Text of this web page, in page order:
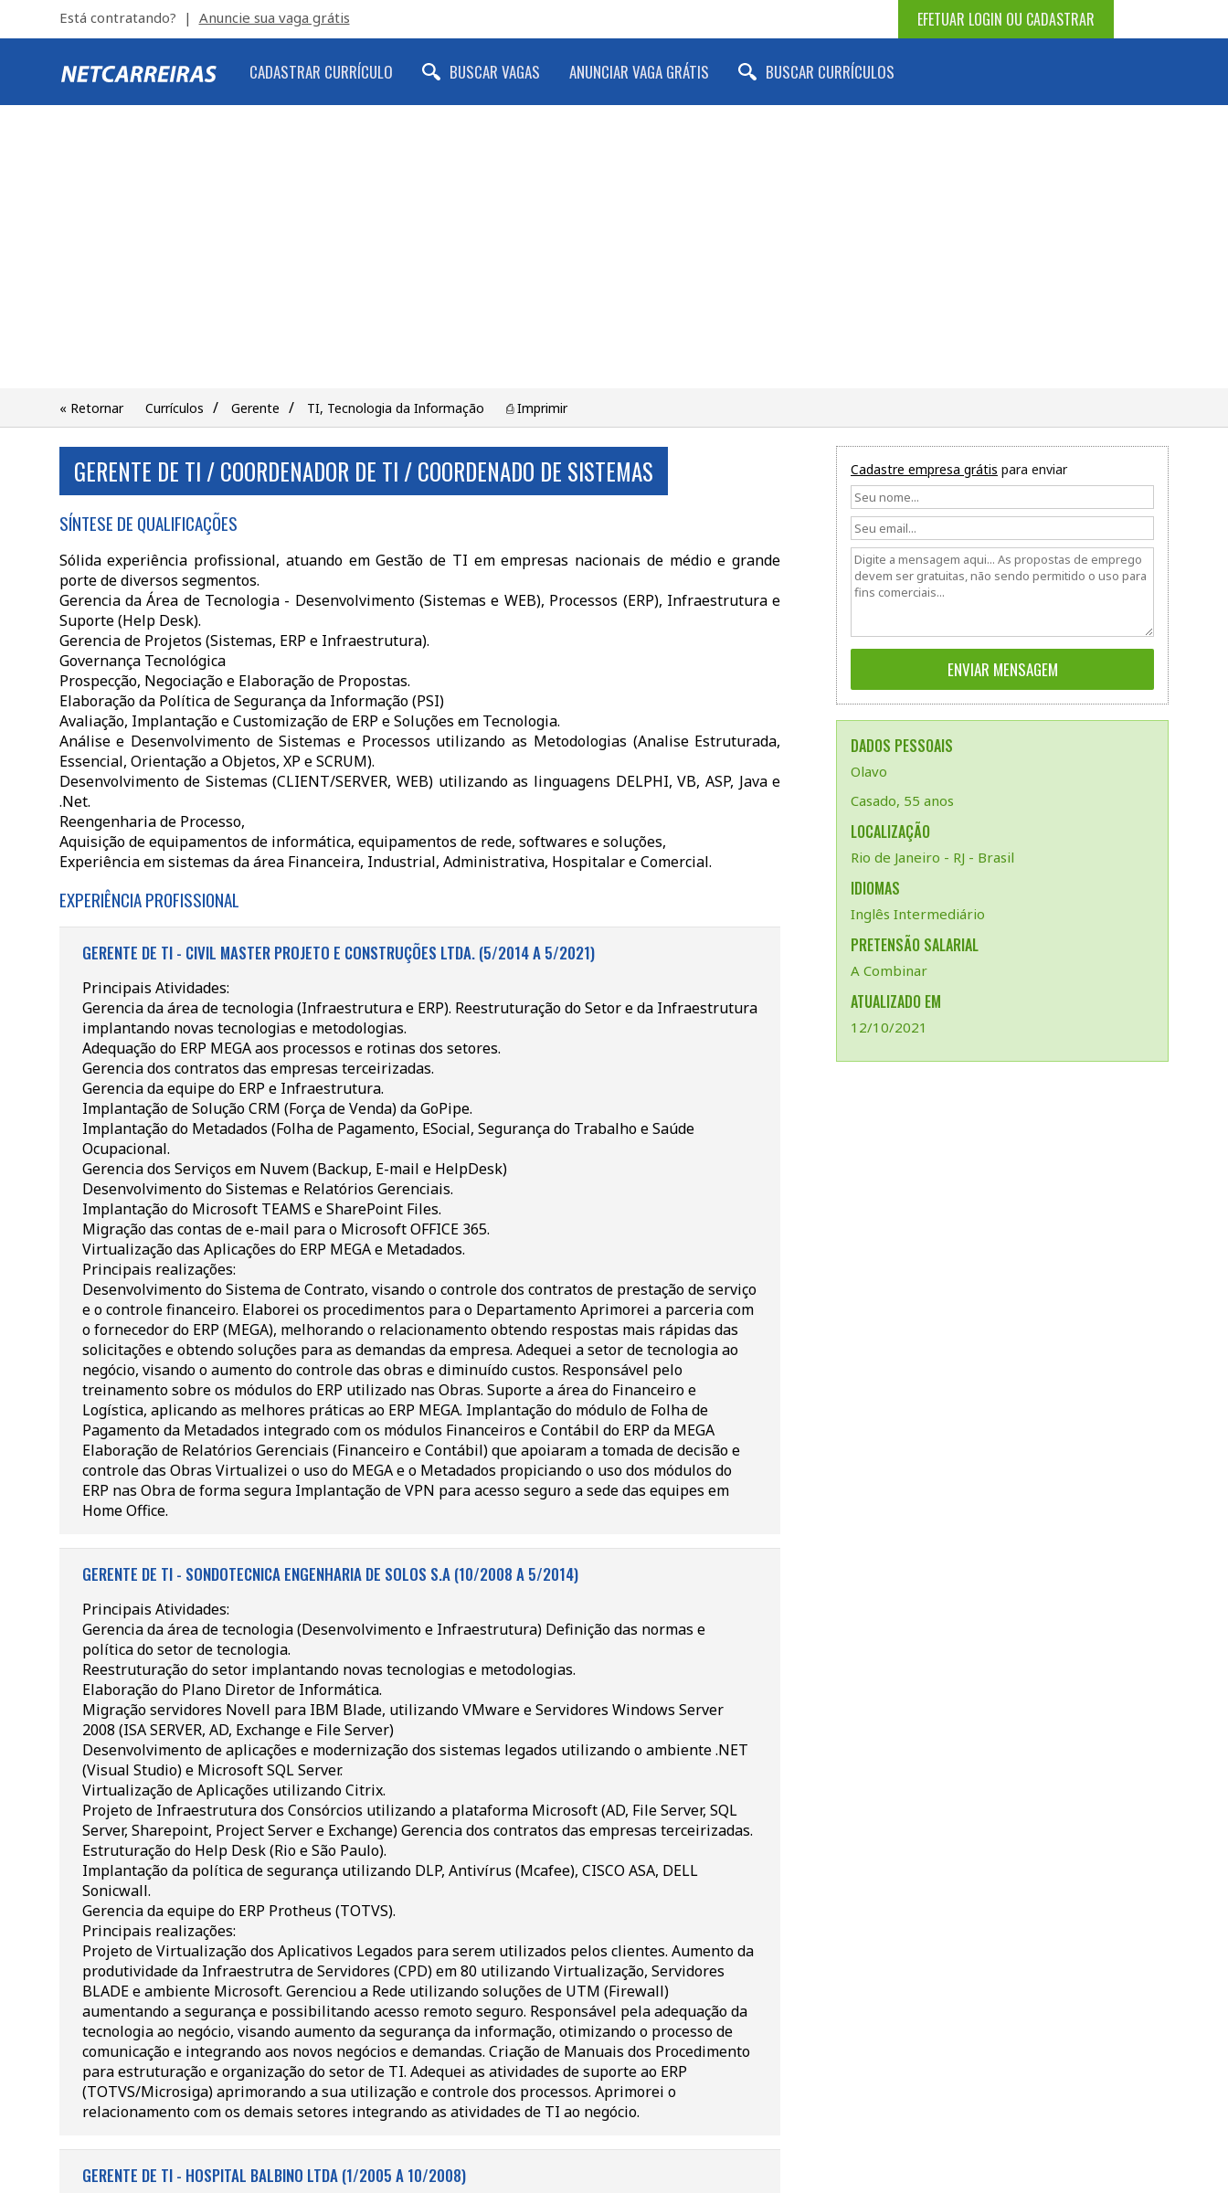
EFETUAR LOGIN OU CADASTRAR
Está contratando? | Anuncie sua vaga grátis
CADASTRAR CURRÍCULO BUSCAR VAGAS ANUNCIAR VAGA GRÁTIS BUSCAR CURRÍCULOS
« Retornar Currículos / Gerente / TI, Tecnologia da Informação ⎙ Imprimir
Cadastre empresa grátis para enviar
DADOS PESSOAIS
Olavo
Casado, 55 anos
LOCALIZAÇÃO
Rio de Janeiro - RJ - Brasil
IDIOMAS
Inglês Intermediário
PRETENSÃO SALARIAL
A Combinar
ATUALIZADO EM
12/10/2021
GERENTE DE TI / COORDENADOR DE TI / COORDENADO DE SISTEMAS
SÍNTESE DE QUALIFICAÇÕES
Sólida experiência profissional, atuando em Gestão de TI em empresas nacionais de médio e grande
porte de diversos segmentos.
Gerencia da Área de Tecnologia - Desenvolvimento (Sistemas e WEB), Processos (ERP), Infraestrutura e
Suporte (Help Desk).
Gerencia de Projetos (Sistemas, ERP e Infraestrutura).
Governança Tecnológica
Prospecção, Negociação e Elaboração de Propostas.
Elaboração da Política de Segurança da Informação (PSI)
Avaliação, Implantação e Customização de ERP e Soluções em Tecnologia.
Análise e Desenvolvimento de Sistemas e Processos utilizando as Metodologias (Analise Estruturada,
Essencial, Orientação a Objetos, XP e SCRUM).
Desenvolvimento de Sistemas (CLIENT/SERVER, WEB) utilizando as linguagens DELPHI, VB, ASP, Java e
.Net.
Reengenharia de Processo,
Aquisição de equipamentos de informática, equipamentos de rede, softwares e soluções,
Experiência em sistemas da área Financeira, Industrial, Administrativa, Hospitalar e Comercial.
EXPERIÊNCIA PROFISSIONAL
GERENTE DE TI - CIVIL MASTER PROJETO E CONSTRUÇÕES LTDA. (5/2014 A 5/2021)
Principais Atividades:
Gerencia da área de tecnologia (Infraestrutura e ERP). Reestruturação do Setor e da Infraestrutura
implantando novas tecnologias e metodologias.
Adequação do ERP MEGA aos processos e rotinas dos setores.
Gerencia dos contratos das empresas terceirizadas.
Gerencia da equipe do ERP e Infraestrutura.
Implantação de Solução CRM (Força de Venda) da GoPipe.
Implantação do Metadados (Folha de Pagamento, ESocial, Segurança do Trabalho e Saúde
Ocupacional.
Gerencia dos Serviços em Nuvem (Backup, E-mail e HelpDesk)
Desenvolvimento do Sistemas e Relatórios Gerenciais.
Implantação do Microsoft TEAMS e SharePoint Files.
Migração das contas de e-mail para o Microsoft OFFICE 365.
Virtualização das Aplicações do ERP MEGA e Metadados.
Principais realizações:
Desenvolvimento do Sistema de Contrato, visando o controle dos contratos de prestação de serviço
e o controle financeiro. Elaborei os procedimentos para o Departamento Aprimorei a parceria com
o fornecedor do ERP (MEGA), melhorando o relacionamento obtendo respostas mais rápidas das
solicitações e obtendo soluções para as demandas da empresa. Adequei a setor de tecnologia ao
negócio, visando o aumento do controle das obras e diminuído custos. Responsável pelo
treinamento sobre os módulos do ERP utilizado nas Obras. Suporte a área do Financeiro e
Logística, aplicando as melhores práticas ao ERP MEGA. Implantação do módulo de Folha de
Pagamento da Metadados integrado com os módulos Financeiros e Contábil do ERP da MEGA
Elaboração de Relatórios Gerenciais (Financeiro e Contábil) que apoiaram a tomada de decisão e
controle das Obras Virtualizei o uso do MEGA e o Metadados propiciando o uso dos módulos do
ERP nas Obra de forma segura Implantação de VPN para acesso seguro a sede das equipes em
Home Office.
GERENTE DE TI - SONDOTECNICA ENGENHARIA DE SOLOS S.A (10/2008 A 5/2014)
Principais Atividades:
Gerencia da área de tecnologia (Desenvolvimento e Infraestrutura) Definição das normas e
política do setor de tecnologia.
Reestruturação do setor implantando novas tecnologias e metodologias.
Elaboração do Plano Diretor de Informática.
Migração servidores Novell para IBM Blade, utilizando VMware e Servidores Windows Server
2008 (ISA SERVER, AD, Exchange e File Server)
Desenvolvimento de aplicações e modernização dos sistemas legados utilizando o ambiente .NET
(Visual Studio) e Microsoft SQL Server.
Virtualização de Aplicações utilizando Citrix.
Projeto de Infraestrutura dos Consórcios utilizando a plataforma Microsoft (AD, File Server, SQL
Server, Sharepoint, Project Server e Exchange) Gerencia dos contratos das empresas terceirizadas.
Estruturação do Help Desk (Rio e São Paulo).
Implantação da política de segurança utilizando DLP, Antivírus (Mcafee), CISCO ASA, DELL
Sonicwall.
Gerencia da equipe do ERP Protheus (TOTVS).
Principais realizações:
Projeto de Virtualização dos Aplicativos Legados para serem utilizados pelos clientes. Aumento da
produtividade da Infraestrutra de Servidores (CPD) em 80 utilizando Virtualização, Servidores
BLADE e ambiente Microsoft. Gerenciou a Rede utilizando soluções de UTM (Firewall)
aumentando a segurança e possibilitando acesso remoto seguro. Responsável pela adequação da
tecnologia ao negócio, visando aumento da segurança da informação, otimizando o processo de
comunicação e integrando aos novos negócios e demandas. Criação de Manuais dos Procedimento
para estruturação e organização do setor de TI. Adequei as atividades de suporte ao ERP
(TOTVS/Microsiga) aprimorando a sua utilização e controle dos processos. Aprimorei o
relacionamento com os demais setores integrando as atividades de TI ao negócio.
GERENTE DE TI - HOSPITAL BALBINO LTDA (1/2005 A 10/2008)